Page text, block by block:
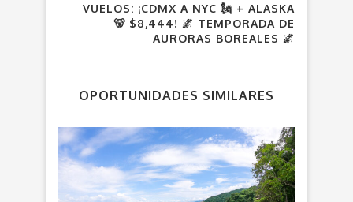
VUELOS: ¡CDMX A NYC 🗽 + ALASKA
🐻 $8,444! 🌌 TEMPORADA DE
AURORAS BOREALES 🌌
OPORTUNIDADES SIMILARES